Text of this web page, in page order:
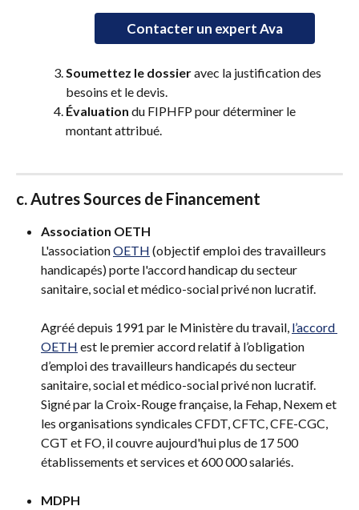
Contacter un expert Ava
Soumettez le dossier avec la justification des
besoins et le devis.
Évaluation du FIPHFP pour déterminer le
montant attribué.
c. Autres Sources de Financement
Association OETH
L'association OETH (objectif emploi des travailleurs
handicapés) porte l'accord handicap du secteur
sanitaire, social et médico-social privé non lucratif.
Agréé depuis 1991 par le Ministère du travail, l’accord
OETH est le premier accord relatif à l’obligation
d’emploi des travailleurs handicapés du secteur
sanitaire, social et médico-social privé non lucratif.
Signé par la Croix-Rouge française, la Fehap, Nexem et
les organisations syndicales CFDT, CFTC, CFE-CGC,
CGT et FO, il couvre aujourd'hui plus de 17 500
établissements et services et 600 000 salariés.
MDPH